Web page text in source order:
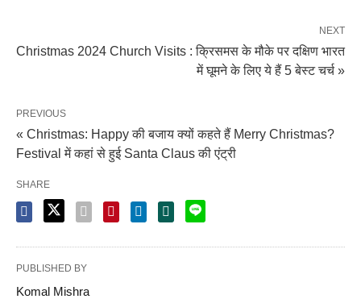
NEXT
Christmas 2024 Church Visits : क्रिसमस के मौके पर दक्षिण भारत
में घूमने के लिए ये हैं 5 बेस्ट चर्च »
PREVIOUS
« Christmas: Happy की बजाय क्यों कहते हैं Merry Christmas?
Festival में कहां से हुई Santa Claus की एंट्री
SHARE
PUBLISHED BY
Komal Mishra